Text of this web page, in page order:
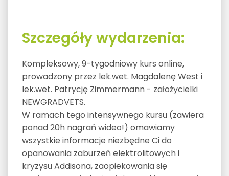
Szczegóły wydarzenia:
Kompleksowy, 9-tygodniowy kurs online,
prowadzony przez lek.wet. Magdalenę West i
lek.wet. Patrycję Zimmermann - założycielki
NEWGRADVETS.
W ramach tego intensywnego kursu (zawiera
ponad 20h nagrań wideo!) omawiamy
wszystkie informacje niezbędne Ci do
opanowania zaburzeń elektrolitowych i
kryzysu Addisona, zaopiekowania się